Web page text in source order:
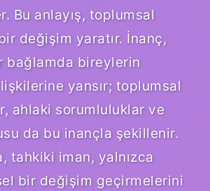
Bu anlayış, toplumsal
değişim yaratır. İnanç,
bağlamda bireylerin
yansır; toplumsal
ahlaki sorumluluklar ve
da bu inançla şekillenir.
tahkiki iman, yalnızca
bir değişim geçirmelerini